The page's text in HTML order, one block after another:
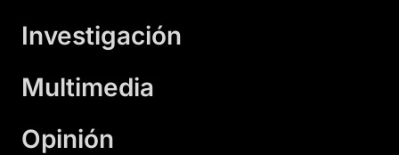
Investigación
Multimedia
Opinión